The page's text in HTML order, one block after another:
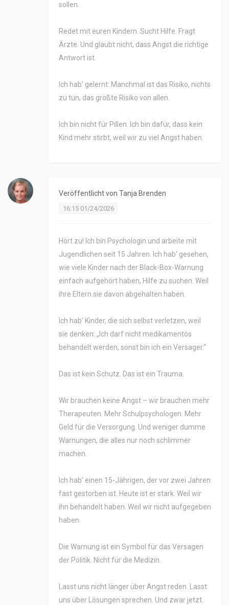
sollen.
Redet mit euren Kindern. Sucht Hilfe. Fragt
Ärzte. Und glaubt nicht, dass Angst die richtige
Antwort ist.
Ich hab’ gelernt: Manchmal ist das Risiko, nichts
zu tun, das größte Risiko von allen.
Ich bin nicht für Pillen. Ich bin dafür, dass kein
Kind mehr stirbt, weil wir zu viel Angst haben.
Veröffentlicht von Tanja Brenden
16:15 01/24/2026
Hört zu! Ich bin Psychologin und arbeite mit
Jugendlichen seit 15 Jahren. Ich hab’ gesehen,
wie viele Kinder nach der Black-Box-Warnung
einfach aufgehört haben, Hilfe zu suchen. Weil
ihre Eltern sie davon abgehalten haben.
Ich hab’ Kinder, die sich selbst verletzen, weil
sie denken: „Ich darf nicht medikamentös
behandelt werden, sonst bin ich ein Versager.“
Das ist kein Schutz. Das ist ein Trauma.
Wir brauchen keine Angst – wir brauchen mehr
Therapeuten. Mehr Schulpsychologen. Mehr
Geld für die Versorgung. Und weniger dumme
Warnungen, die alles nur noch schlimmer
machen.
Ich hab’ einen 15-Jährigen, der vor zwei Jahren
fast gestorben ist. Heute ist er stark. Weil wir
ihn behandelt haben. Weil wir nicht aufgegeben
haben.
Die Warnung ist ein Symbol für das Versagen
der Politik. Nicht für die Medizin.
Lasst uns nicht länger über Angst reden. Lasst
uns über Lösungen sprechen. Und zwar jetzt.